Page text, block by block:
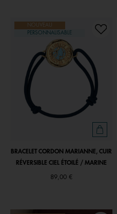
NOUVEAU
PERSONNALISABLE
BRACELET CORDON MARIANNE, CUIR
RÉVERSIBLE CIEL ÉTOILÉ / MARINE
89,00 €